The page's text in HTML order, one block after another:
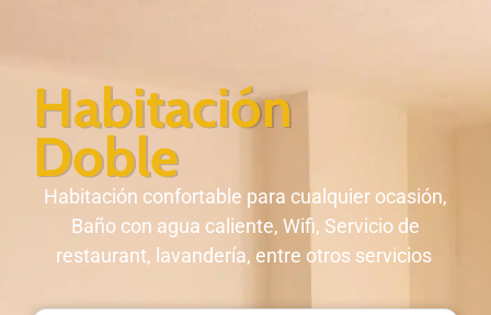
Habitación
Doble
Habitación confortable para cualquier ocasión,
Baño con agua caliente, Wifi, Servicio de
restaurant, lavandería, entre otros servicios